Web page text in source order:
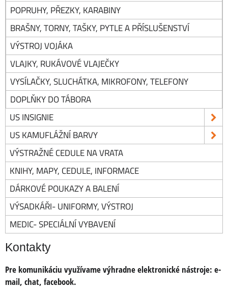
POPRUHY, PŘEZKY, KARABINY
BRAŠNY, TORNY, TAŠKY, PYTLE A PŘÍSLUŠENSTVÍ
VÝSTROJ VOJÁKA
VLAJKY, RUKÁVOVÉ VLAJEČKY
VYSÍLAČKY, SLUCHÁTKA, MIKROFONY, TELEFONY
DOPLŇKY DO TÁBORA
US INSIGNIE
US KAMUFLÁŽNÍ BARVY
VÝSTRAŽNÉ CEDULE NA VRATA
KNIHY, MAPY, CEDULE, INFORMACE
DÁRKOVÉ POUKAZY A BALENÍ
VÝSADKÁŘI- UNIFORMY, VÝSTROJ
MEDIC- SPECIÁLNÍ VYBAVENÍ
Kontakty
Pre komunikáciu využívame výhradne elektronické nástroje: e-
mail, chat, facebook.